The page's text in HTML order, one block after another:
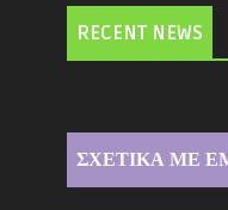
RECENT NEWS
ΣΧΕΤΙΚΑ ΜΕ